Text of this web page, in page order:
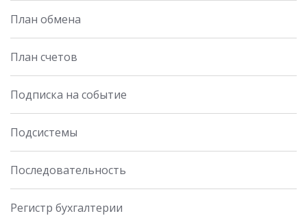
План обмена
План счетов
Подписка на событие
Подсистемы
Последовательность
Регистр бухгалтерии